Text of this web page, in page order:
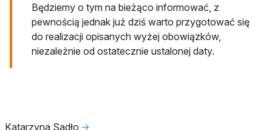
Będziemy o tym na bieżąco informować, z
pewnością jednak już dziś warto przygotować się
do realizacji opisanych wyżej obowiązków,
niezależnie od ostatecznie ustalonej daty.
Katarzyna Sadło 🡢